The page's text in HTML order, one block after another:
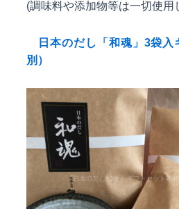
(調味料や添加物等は一切使用
日本のだし「和魂」3袋
別）